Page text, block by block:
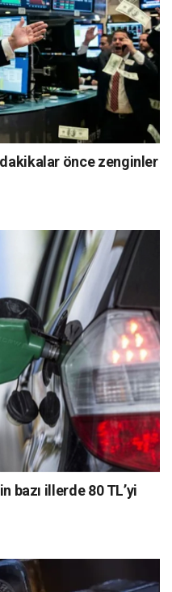
önce zenginler
bazı illerde 80 TL’yi